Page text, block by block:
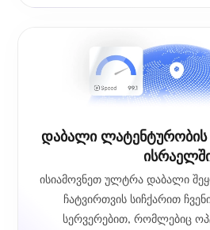
Დაბალი Ლატენტურობის
ისიამოვნეთ ულტრა დაბალი
ჩატვირთვის სიჩქარით
სერვერებით, რომლებიც